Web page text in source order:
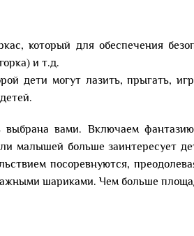
который для обеспечения
и т.д.
дети могут лазить, прыгать,
выбрана вами. Включаем
малышей больше заинтересует
посоревнуются,
шариками. Чем больше